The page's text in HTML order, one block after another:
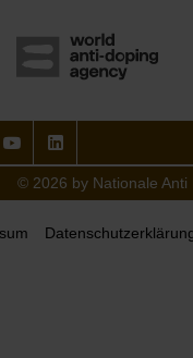
YoutubeLinkedIn
© 2026 by Nationale Anti